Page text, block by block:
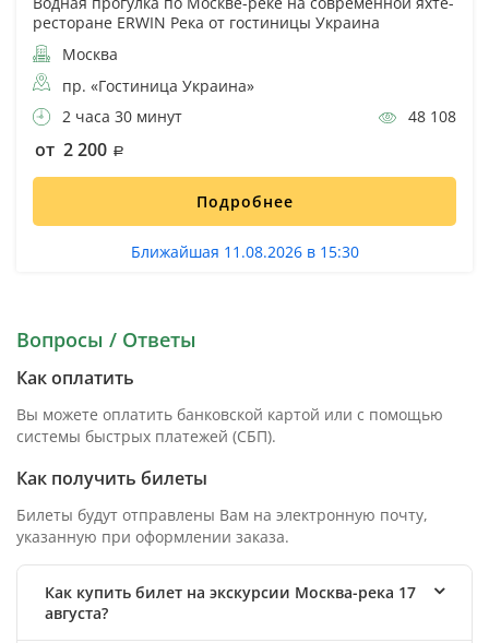
ресторане ERWIN Река от гостиницы Украина
Москва
пр. «Гостиница Украина»
2 часа 30 минут
48 108
от 2 200
Подробнее
Ближайшая 11.08.2026 в 15:30
Вопросы / Ответы
Как оплатить
Вы можете оплатить банковской картой или с помощью
системы быстрых платежей (СБП).
Как получить билеты
Билеты будут отправлены Вам на электронную почту,
указанную при оформлении заказа.
Как купить билет на экскурсии Москва-река 17
августа?